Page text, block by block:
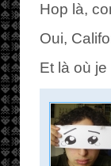
Hop là,
Oui,
Et là où